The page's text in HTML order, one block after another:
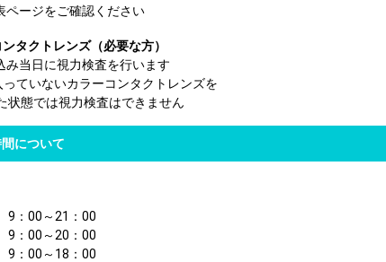
ページをご確認ください
タクトレンズ（必要な方）
み当日に視力検査を行います
ていないカラーコンタクトレンズを
態では視力検査はできません
について
00～21：00
00～20：00
00～18：00